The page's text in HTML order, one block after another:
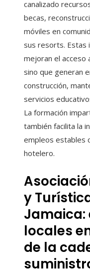
canalizado
becas,
móviles en
sus resorts. Estas
mejoran el acceso
sino que generan
construcción,
servicios
La formación
también facilita la
empleos estables
hotelero.
y
Jamaica:
locales
de la